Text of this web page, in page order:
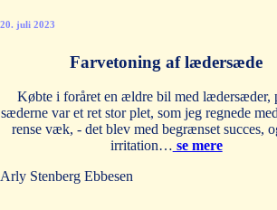
20. juli 2023
Farvetoning af lædersæde
Købte i foråret en ældre bil med lædersæder,
sæderne var et ret stor plet, som jeg regnede
rense væk, - det blev med begrænset succes,
irritation… se mere
Arly Stenberg Ebbesen